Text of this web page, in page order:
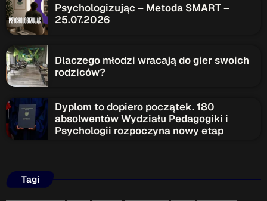
Psychologizując – Metoda SMART –
25.07.2026
Dlaczego młodzi wracają do gier swoich
rodziców?
Dyplom to dopiero początek. 180
absolwentów Wydziału Pedagogiki i
Psychologii rozpoczyna nowy etap
Tagi